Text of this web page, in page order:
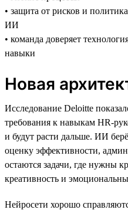
• защита от рисков и
ИИ
• команда доверяет
навыки
Новая
Исследование Deloitte
требования к навыкам HR-
и будут расти дальше. ИИ
оценку эффективности,
остаются задачи, где нужны
креативность и
Нейросети хорошо